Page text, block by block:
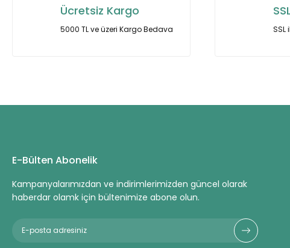
Ürün açıklamasında eksik bilgiler bulunuyor.
Ücretsiz Kargo
5000 TL ve üzeri Kargo Bedava SSL
E-Bülten Abonelik
Kampanyalarımızdan ve indirimlerimizden güncel olarak
haberdar olamk için bültenimize abone olun.